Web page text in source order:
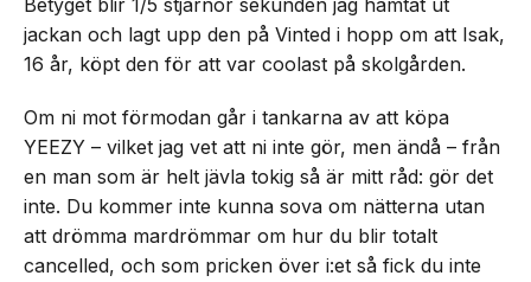
Betyget blir 1/5 stjärnor sekunden jag hämtat ut
jackan och lagt upp den på Vinted i hopp om att Isak,
16 år, köpt den för att var coolast på skolgården.
Om ni mot förmodan går i tankarna av att köpa
YEEZY – vilket jag vet att ni inte gör, men ändå – från
en man som är helt jävla tokig så är mitt råd: gör det
inte. Du kommer inte kunna sova om nätterna utan
att drömma mardrömmar om hur du blir totalt
cancelled, och som pricken över i:et så fick du inte